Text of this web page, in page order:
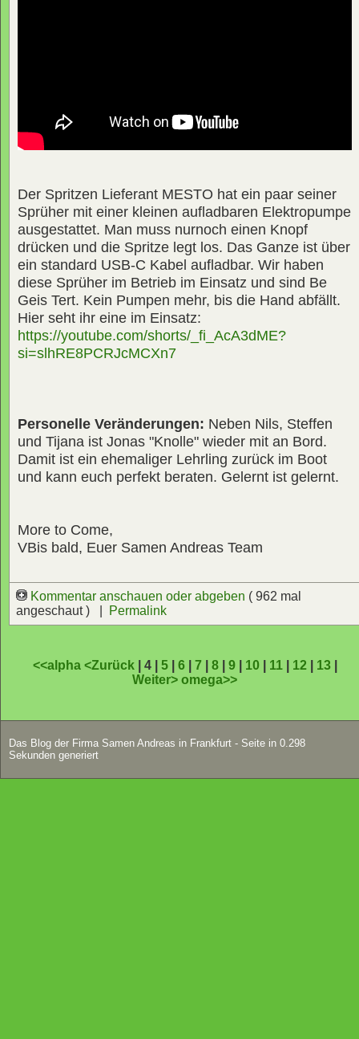
Der Spritzen Lieferant MESTO hat ein paar seiner
Sprüher mit einer kleinen aufladbaren Elektropumpe
ausgestattet. Man muss nurnoch einen Knopf
drücken und die Spritze legt los. Das Ganze ist über
ein standard USB-C Kabel aufladbar. Wir haben
diese Sprüher im Betrieb im Einsatz und sind Be
Geis Tert. Kein Pumpen mehr, bis die Hand abfällt.
Hier seht ihr eine im Einsatz:
https://youtube.com/shorts/_fi_AcA3dME?
si=slhRE8PCRJcMCXn7
Personelle Veränderungen: Neben Nils, Steffen
und Tijana ist Jonas "Knolle" wieder mit an Bord.
Damit ist ein ehemaliger Lehrling zurück im Boot
und kann euch perfekt beraten. Gelernt ist gelernt.
More to Come,
VBis bald, Euer Samen Andreas Team
Kommentar anschauen oder abgeben ( 962 mal
angeschaut ) |
Permalink
<<alpha <Zurück | 4 | 5| 6| 7 8| 9| 10| 11| 12| 13|
Weiter>omega>>
Das Blog der Firma Samen Andreas in Frankfurt - Seite in 0.298
Sekunden generiert